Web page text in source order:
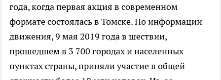
года, когда первая акция в современном
формате состоялась в Томске. По информации
движения, 9 мая 2019 года в шествии,
прошедшем в 3 700 городах и населенных
пунктах страны, приняли участие в общей